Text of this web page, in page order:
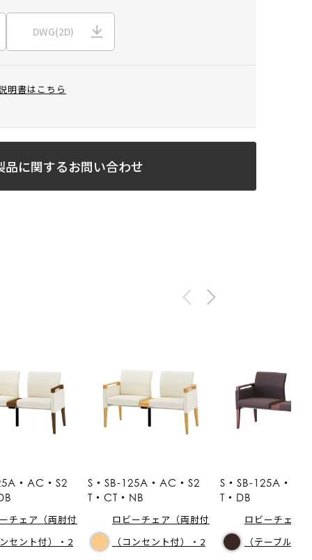
DWG(2D)
明書はこちら
品に関するお問い合わせ
・AC・S2
チェア（両肘付
ンセント付）・2
S・SB-125A・AC・S2
T・CT・NB
ロビーチェア（両肘付
（コンセント付）・2
S・SB-125A・AC
T・DB
ロビーチェア
（テーブル付